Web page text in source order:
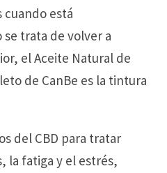
cuando está
trata de volver a
el Aceite Natural de
de CanBe es la tintura
del CBD para tratar
la fatiga y el estrés,